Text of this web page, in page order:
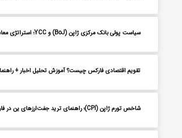
سیاست پولی بانک مرکزی ژاپن (BoJ) و YCC؛ استراتژی معامله USD/JPY
تقویم اقتصادی فارکس چیست؟ آموزش تحلیل اخبار +
شاخص تورم ژاپن (CPI)؛ راهنمای ترید جفت‌ارزهای ین در فارکس